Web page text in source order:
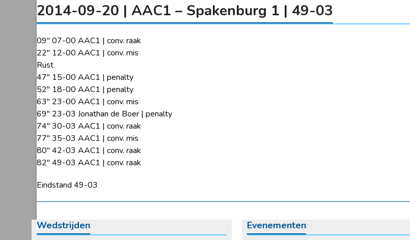
2014-09-20 | AAC1 – Spakenburg 1 | 49-03
09″ 07-00 AAC1 | conv. raak
22″ 12-00 AAC1 | conv. mis
Rust
47″ 15-00 AAC1 | penalty
52″ 18-00 AAC1 | penalty
63″ 23-00 AAC1 | conv. mis
69″ 23-03 Jonathan de Boer | penalty
74″ 30-03 AAC1 | conv. raak
77″ 35-03 AAC1 | conv. mis
80″ 42-03 AAC1 | conv. raak
82″ 49-03 AAC1 | conv. raak
Eindstand 49-03
Wedstrijden Evenementen